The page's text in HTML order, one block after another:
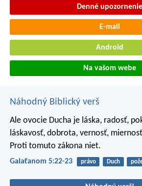
Denné upozornenie
E-mail
Android
Na vašom webe
Náhodný Biblický verš
Ale ovocie Ducha je láska, radosť,
láskavosť, dobrota, vernosť,
Proti tomuto zákona niet.
Galaťanom 5:22-23 právo Duch